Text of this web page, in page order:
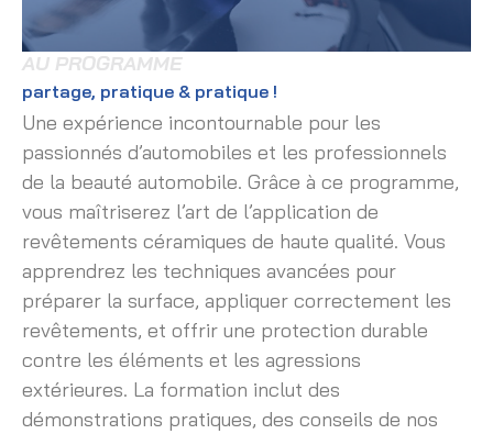
AU PROGRAMME
partage, pratique & pratique !
Une expérience incontournable pour les
passionnés d’automobiles et les professionnels
de la beauté automobile. Grâce à ce programme,
vous maîtriserez l’art de l’application de
revêtements céramiques de haute qualité. Vous
apprendrez les techniques avancées pour
préparer la surface, appliquer correctement les
revêtements, et offrir une protection durable
contre les éléments et les agressions
extérieures. La formation inclut des
démonstrations pratiques, des conseils de nos